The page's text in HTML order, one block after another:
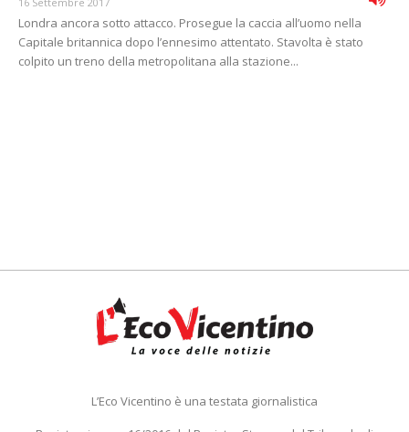
Londra ancora sotto attacco. Prosegue la caccia all’uomo nella
Capitale britannica dopo l’ennesimo attentato. Stavolta è stato
colpito un treno della metropolitana alla stazione...
L’Eco Vicentino è una testata giornalistica